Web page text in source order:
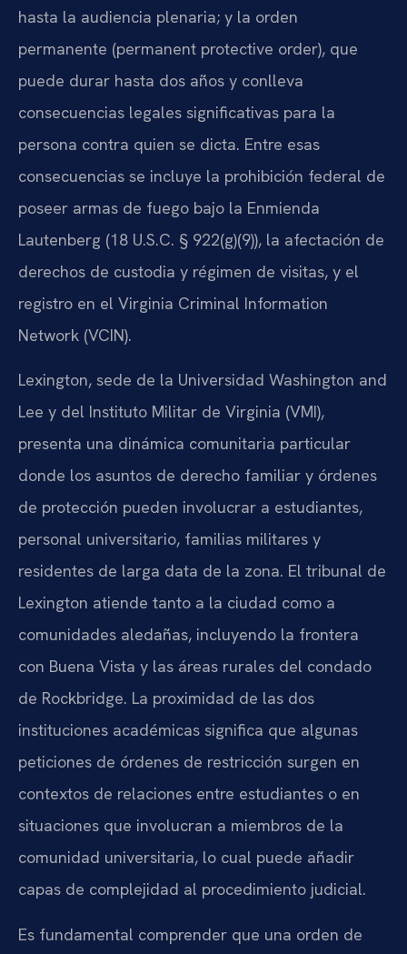
hasta la audiencia plenaria; y la orden
permanente (permanent protective order), que
puede durar hasta dos años y conlleva
consecuencias legales significativas para la
persona contra quien se dicta. Entre esas
consecuencias se incluye la prohibición federal de
poseer armas de fuego bajo la Enmienda
Lautenberg (18 U.S.C. § 922(g)(9)), la afectación de
derechos de custodia y régimen de visitas, y el
registro en el Virginia Criminal Information
Network (VCIN).
Lexington, sede de la Universidad Washington and
Lee y del Instituto Militar de Virginia (VMI),
presenta una dinámica comunitaria particular
donde los asuntos de derecho familiar y órdenes
de protección pueden involucrar a estudiantes,
personal universitario, familias militares y
residentes de larga data de la zona. El tribunal de
Lexington atiende tanto a la ciudad como a
comunidades aledañas, incluyendo la frontera
con Buena Vista y las áreas rurales del condado
de Rockbridge. La proximidad de las dos
instituciones académicas significa que algunas
peticiones de órdenes de restricción surgen en
contextos de relaciones entre estudiantes o en
situaciones que involucran a miembros de la
comunidad universitaria, lo cual puede añadir
capas de complejidad al procedimiento judicial.
Es fundamental comprender que una orden de